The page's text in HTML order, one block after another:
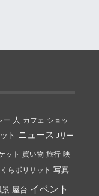
ー 人 カフェ ショッ
ト ニュース Jリー
ット 買い物 旅行 映
らボリサット 写真
景 屋台 イベント